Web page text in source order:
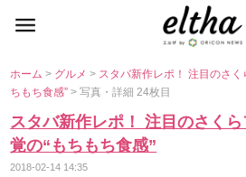
ホーム> グルメ> スタバ新作レポ！ 注目のさ
ちもち食感”> 写真・詳細 24枚目
スタバ新作レポ！ 注目のさく
覚の“もちもち食感”
2018-02-14 14:35